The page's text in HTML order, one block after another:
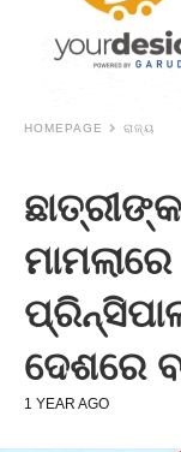
HOMEPAGE ରାଜ୍ୟ
ଦେଶରେ
1 YEAR AGO